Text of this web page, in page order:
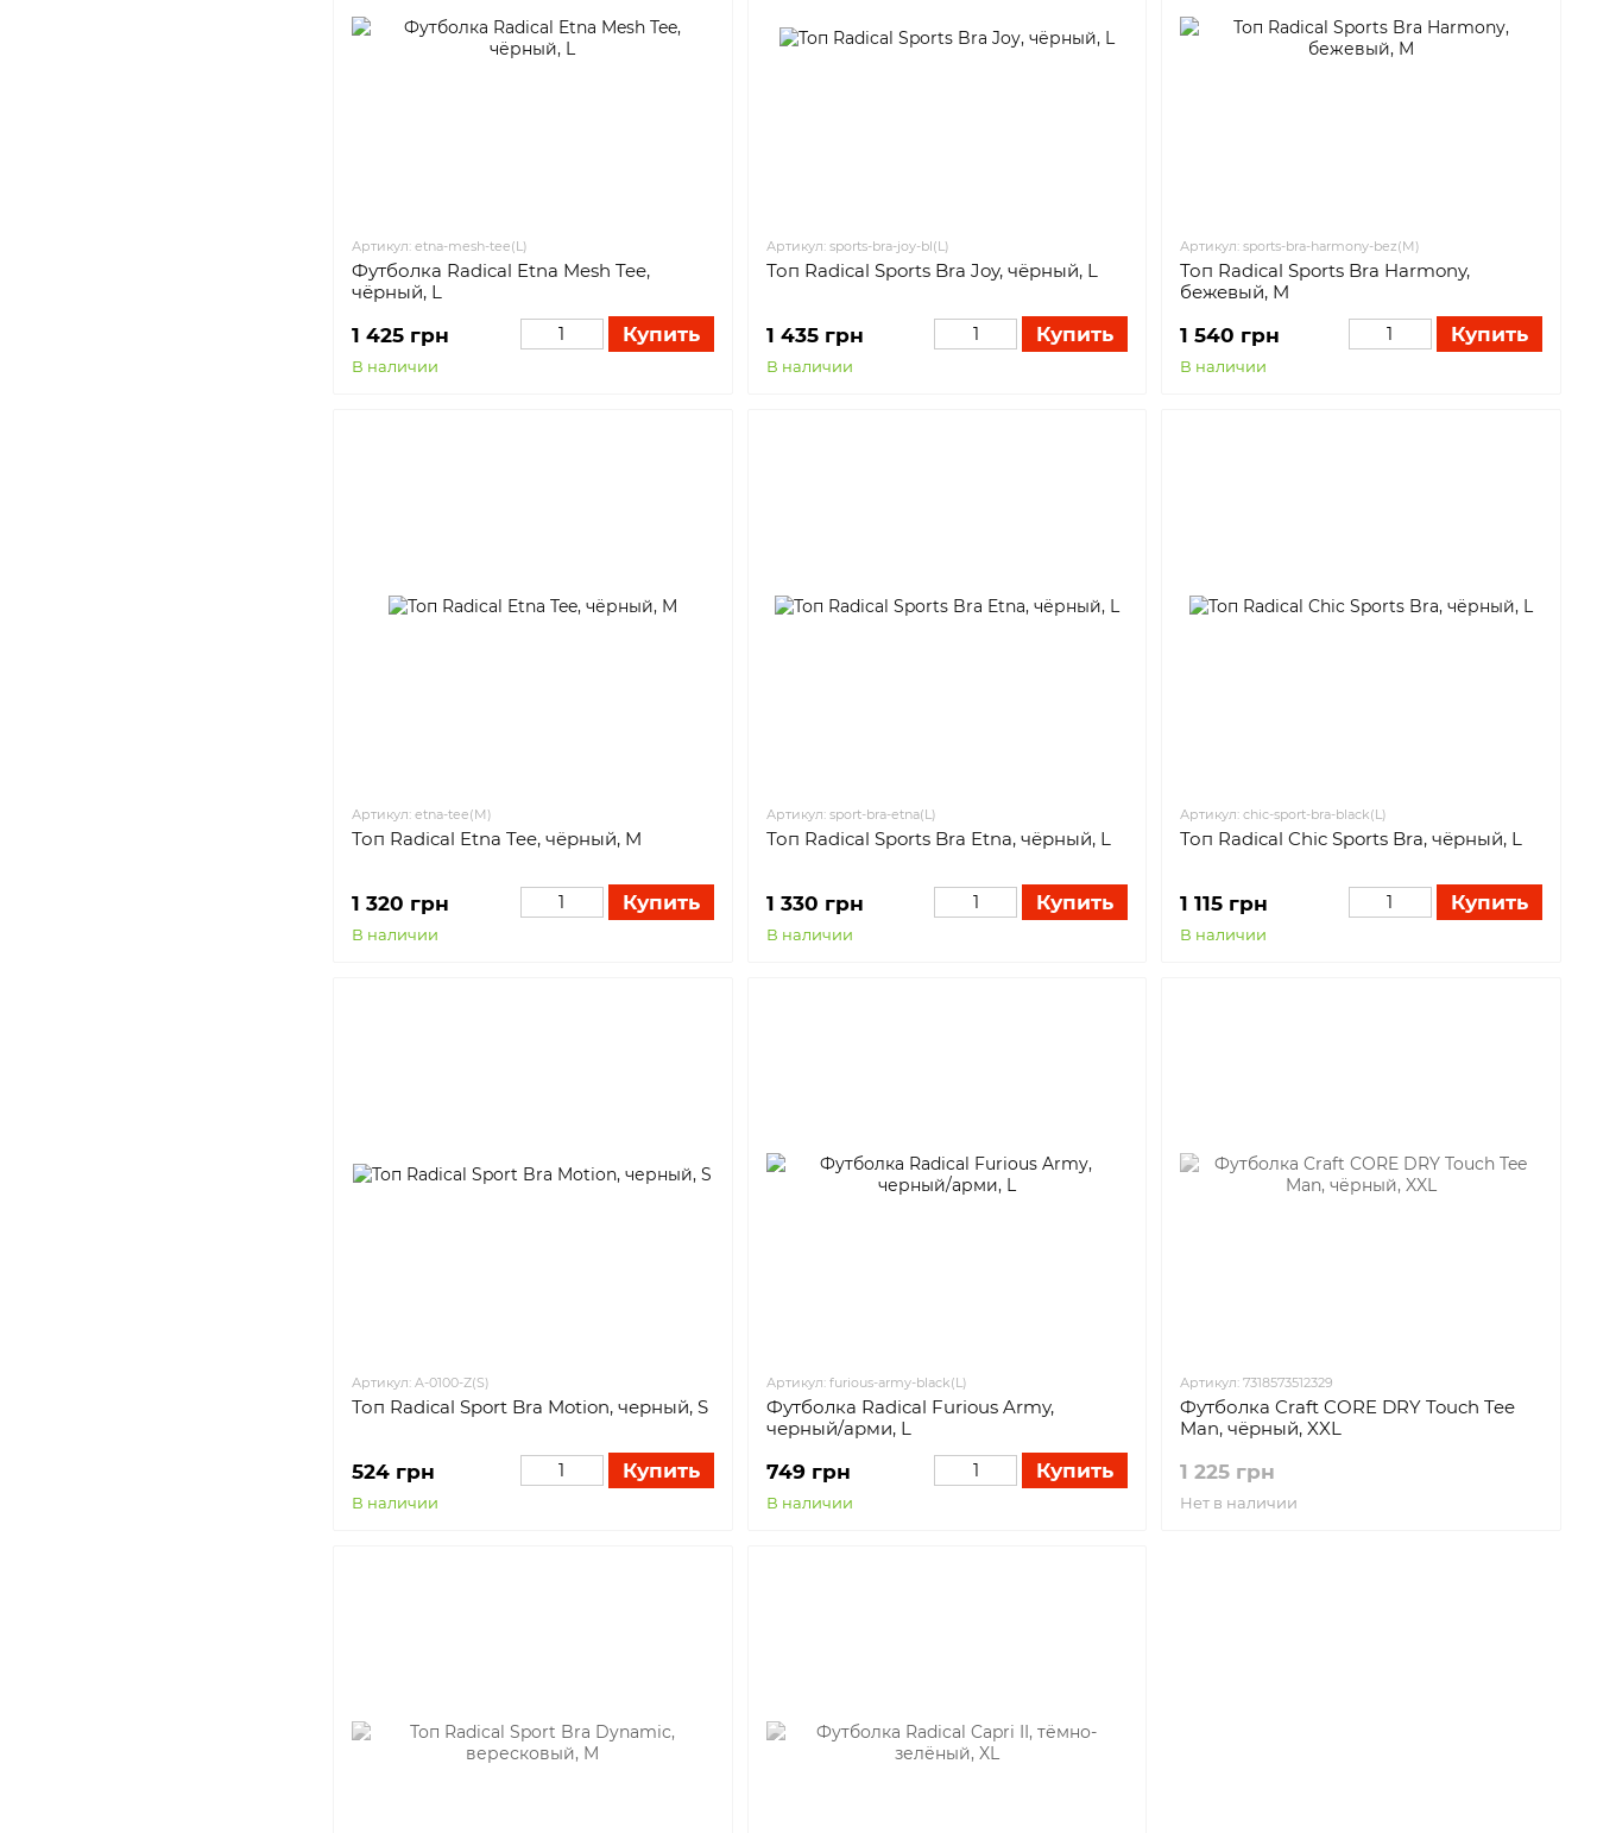
Артикул: etna-mesh-tee(L)
Футболка Radical Etna Mesh Tee,
чёрный, L
1 425 грн Купить
В наличии
Артикул: sports-bra-joy-bl(L)
Топ Radical Sports Bra Joy, чёрный, L
1 435 грн Купить
В наличии
Артикул: sports-bra-harmony-bez(M)
Топ Radical Sports Bra Harmony,
бежевый, M
1 540 грн Купить
В наличии
Артикул: etna-tee(M)
Топ Radical Etna Tee, чёрный, M
1 320 грн Купить
В наличии
Артикул: sport-bra-etna(L)
Топ Radical Sports Bra Etna, чёрный, L
1 330 грн Купить
В наличии
Артикул: chic-sport-bra-black(L)
Топ Radical Chic Sports Bra, чёрный, L
1 115 грн Купить
В наличии
Артикул: A-0100-Z(S)
Топ Radical Sport Bra Motion, черный, S
524 грн Купить
В наличии
Артикул: furious-army-black(L)
Футболка Radical Furious Army,
черный/арми, L
749 грн Купить
В наличии
Артикул: 7318573512329
Футболка Craft CORE DRY Touch Tee
Man, чёрный, XXL
1 225 грн
Нет в наличии